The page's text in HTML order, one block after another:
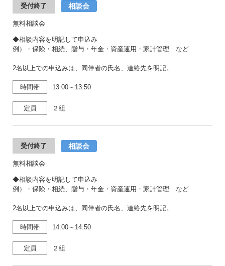
受付終了 相談会
無料相談会
◆相談内容を明記して申込み
例）・保険・相続、贈与・年金・資産運用・家計管理 など
2名以上での申込みは、同伴者の氏名、連絡先を明記。
時間帯 13:00～13:50
定員 ２組
受付終了 相談会
無料相談会
◆相談内容を明記して申込み
例）・保険・相続、贈与・年金・資産運用・家計管理 など
2名以上での申込みは、同伴者の氏名、連絡先を明記。
時間帯 14:00～14:50
定員 ２組